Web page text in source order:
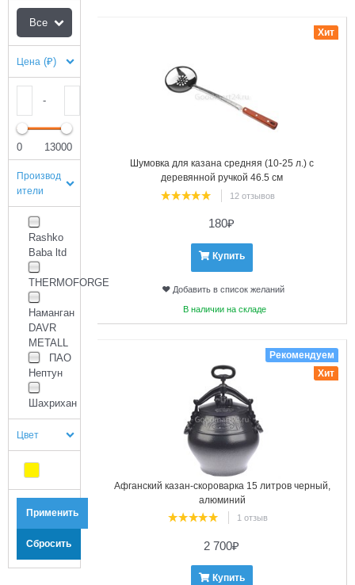
Цена (₽)
-
0 13000
Производ
ители
Rashko
Baba ltd
THERMOFORGE
Наманган
DAVR
METALL
ПАО
Нептун
Шахрихан
Цвет
Шумовка для казана средняя (10-25 л.) с
деревянной ручкой 46.5 см
12 отзывов
Хит
180₽
Купить
Добавить в список желаний
В наличии на складе
Афганский казан-скороварка 15 литров черный,
алюминий
1 отзыв
Рекомендуем
Хит
2 700₽
Купить